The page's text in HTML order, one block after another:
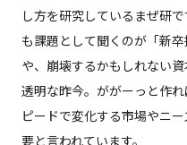
し方を研究しているまぜ研
も課題として聞くのが「新
や、崩壊するかもしれない
透明な昨今。ががーっと作
ピードで変化する市場やニ
要と言われています。